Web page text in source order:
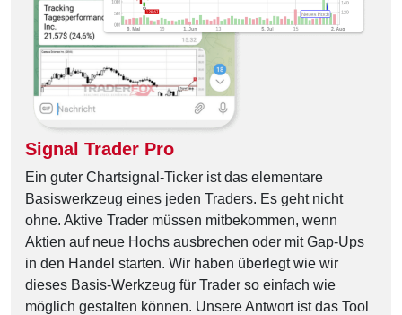
Signal Trader Pro
Ein guter Chartsignal-Ticker ist das elementare
Basiswerkzeug eines jeden Traders. Es geht nicht
ohne. Aktive Trader müssen mitbekommen, wenn
Aktien auf neue Hochs ausbrechen oder mit Gap-Ups
in den Handel starten. Wir haben überlegt wie wir
dieses Basis-Werkzeug für Trader so einfach wie
möglich gestalten können. Unsere Antwort ist das Tool